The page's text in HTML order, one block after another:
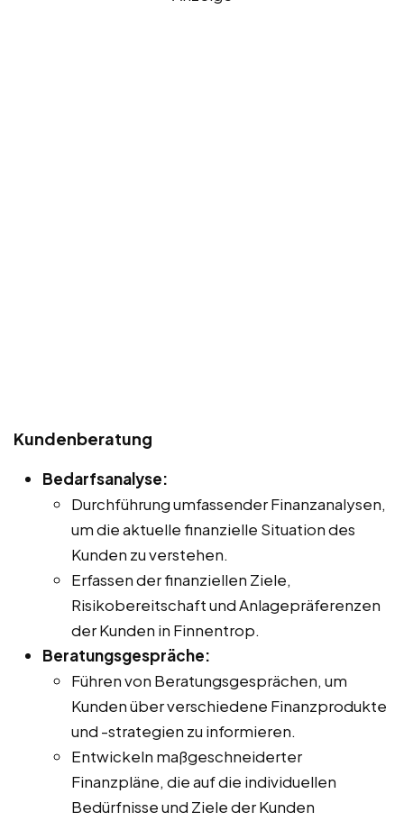
Kundenberatung
Bedarfsanalyse:
Durchführung umfassender Finanzanalysen,
um die aktuelle finanzielle Situation des
Kunden zu verstehen.
Erfassen der finanziellen Ziele,
Risikobereitschaft und Anlagepräferenzen
der Kunden in Finnentrop.
Beratungsgespräche:
Führen von Beratungsgesprächen, um
Kunden über verschiedene Finanzprodukte
und -strategien zu informieren.
Entwickeln maßgeschneiderter
Finanzpläne, die auf die individuellen
Bedürfnisse und Ziele der Kunden